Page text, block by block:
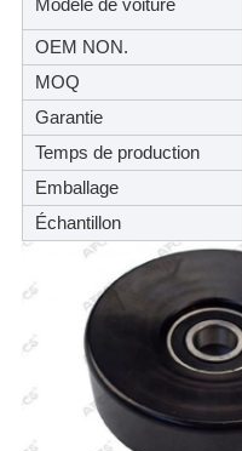
Modèle de voiture
OEM NON.
MOQ
Garantie
Temps de production
Emballage
Échantillon